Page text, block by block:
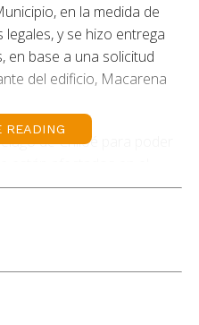
en la medida de
y se hizo entrega
en base a una solicitud
del edificio, Macarena
de Chiloé para poder
de gas cortados y
que no han tenido redes
de amigos y aquellos
sobre todo de
a instalar aquí en la sede
READING